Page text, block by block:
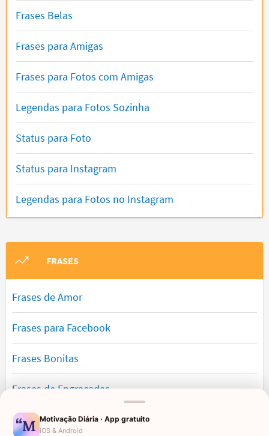
Frases Belas
Frases para Amigas
Frases para Fotos com Amigas
Legendas para Fotos Sozinha
Status para Foto
Status para Instagram
Legendas para Fotos no Instagram
FRASES
Frases de Amor
Frases para Facebook
Frases Bonitas
Frases de Engraçadas
Frases Românticas
Motivação Diária · App gratuito
iOS & Android